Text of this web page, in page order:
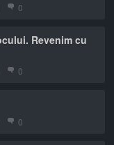
0
Revenim cu
0
0